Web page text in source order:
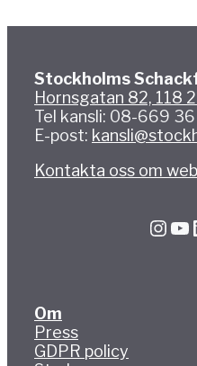
Stockholms
Hornsgatan 82, 118
Tel kansli: 08-669
E-post:
Kontakta oss om
InstagramYouTube
Om
Press
GDPR policy